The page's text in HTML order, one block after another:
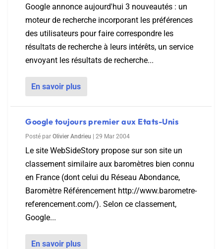
Google annonce aujourd'hui 3 nouveautés : un
moteur de recherche incorporant les préférences
des utilisateurs pour faire correspondre les
résultats de recherche à leurs intérêts, un service
envoyant les résultats de recherche...
En savoir plus
Google toujours premier aux Etats-Unis
Posté par Olivier Andrieu 29 Mar 2004
Le site WebSideStory propose sur son site un
classement similaire aux baromètres bien connu
en France (dont celui du Réseau Abondance,
Baromètre Référencement http://www.barometre-
referencement.com/). Selon ce classement,
Google...
En savoir plus